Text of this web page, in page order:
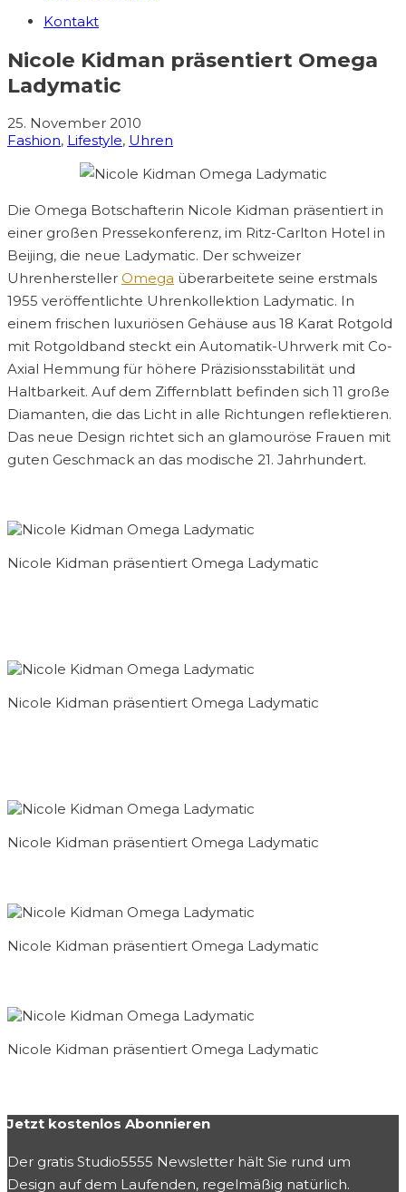
Kontakt
Nicole Kidman präsentiert Omega
Ladymatic
25. November 2010
Fashion, Lifestyle, Uhren
Die Omega Botschafterin Nicole Kidman präsentiert in
einer großen Pressekonferenz, im Ritz-Carlton Hotel in
Beijing, die neue Ladymatic. Der schweizer
Uhrenhersteller Omega überarbeitete seine erstmals
1955 veröffentlichte Uhrenkollektion Ladymatic. In
einem frischen luxuriösen Gehäuse aus 18 Karat Rotgold
mit Rotgoldband steckt ein Automatik-Uhrwerk mit Co-
Axial Hemmung für höhere Präzisionsstabilität und
Haltbarkeit. Auf dem Ziffernblatt befinden sich 11 große
Diamanten, die das Licht in alle Richtungen reflektieren.
Das neue Design richtet sich an glamouröse Frauen mit
guten Geschmack an das modische 21. Jahrhundert.
Nicole Kidman präsentiert Omega Ladymatic
Nicole Kidman präsentiert Omega Ladymatic
Nicole Kidman präsentiert Omega Ladymatic
Nicole Kidman präsentiert Omega Ladymatic
Nicole Kidman präsentiert Omega Ladymatic
Jetzt kostenlos Abonnieren
Der gratis Studio5555 Newsletter hält Sie rund um
Design auf dem Laufenden, regelmäßig natürlich.